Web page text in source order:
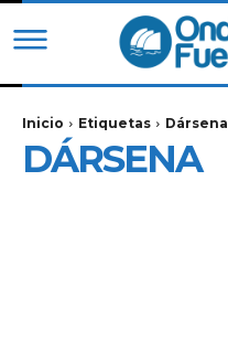
Inicio Etiquetas Dársena
DÁRSENA